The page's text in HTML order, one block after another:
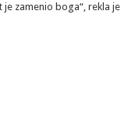
zamenio boga“, rekla je